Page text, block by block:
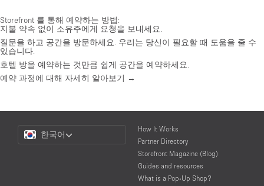
Storefront 를 통해 예약하는 방법:
지불 약속 없이 소유주에게 요청을 보내세요.
질문을 하고 공간을 방문하세요. 우리는 당신이 필요할 때 도움을 줄 수
있습니다.
호텔 방을 예약하는 것만큼 쉽게 공간을 예약하세요.
예약 과정에 대해 자세히 알아보기 →
Choose
Language
한국어
How It Works
Partner Directory
Storefront Magazine (Blog)
Guides and resources
What is a Pop-Up Shop?